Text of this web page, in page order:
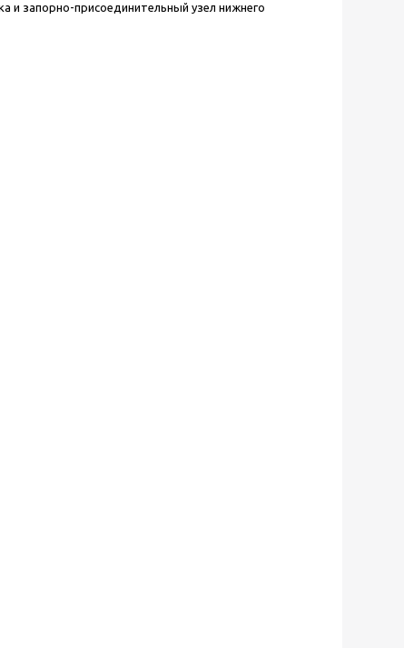
и запорно-присоединительный узел нижнего